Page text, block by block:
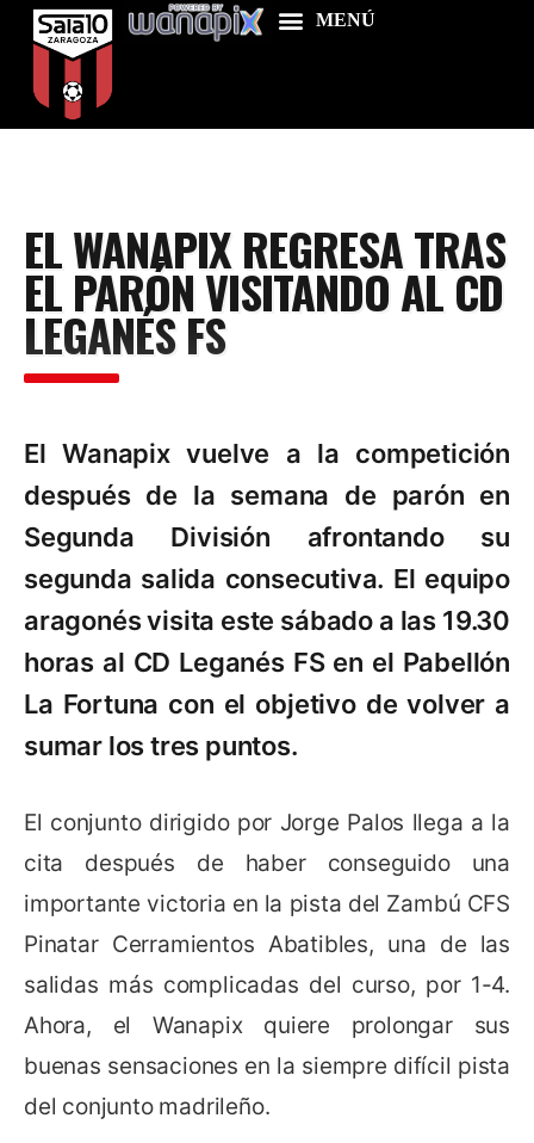
Food & Drink
Features
News
Contacts
EL WANAPIX REGRESA TRAS
EL PARÓN VISITANDO AL CD
LEGANÉS FS
El Wanapix vuelve a la competición
después de la semana de parón en
Segunda División afrontando su
segunda salida consecutiva. El equipo
aragonés visita este sábado a las 19.30
horas al CD Leganés FS en el Pabellón
La Fortuna con el objetivo de volver a
sumar los tres puntos.
El conjunto dirigido por Jorge Palos llega a la
cita después de haber conseguido una
importante victoria en la pista del Zambú CFS
Pinatar Cerramientos Abatibles, una de las
salidas más complicadas del curso, por 1-4.
Ahora, el Wanapix quiere prolongar sus
buenas sensaciones en la siempre difícil pista
del conjunto madrileño.